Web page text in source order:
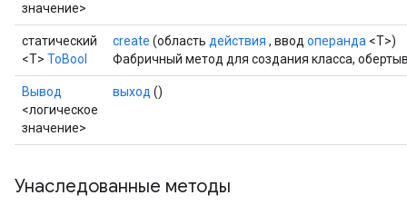
значение>
статический
<T> ToBool
create (область действия , ввод операнда <T>)
Фабричный метод для создания класса,
Вывод
<логическое
значение>
выход ()
Унаследованные методы